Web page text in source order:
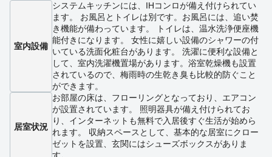
室内設備
システムキッチンには、IHコンロが備え付けられてい
ます。 お風呂とトイレは別です。お風呂には、追い焚
き機能が備わっています。 トイレは、温水洗浄便座機
能付きになります。 女性に嬉しい設備のシャワーの付
いている洗面化粧台があります。 洗濯に便利な設備と
して、室内洗濯機置場があります。浴室乾燥機も設置
されているので、梅雨時の生乾き臭も比較的防ぐこと
ができます。
居室状況
お部屋の床は、フローリングとなっており、エアコン
が設置されています。 照明器具が備え付けられてお
り、インターネットも無料で入居後すぐ生活が始めら
れます。 収納スペースとして、基本的な居室にクロー
ゼットを設置、玄関にはシューズボックスがありま